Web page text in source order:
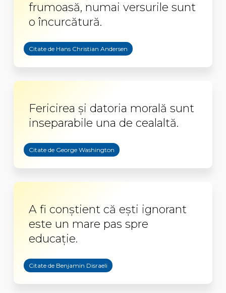
frumoasă, numai versurile sunt
o încurcătură.
Citate de Hans Christian Andersen
Fericirea şi datoria morală sunt
inseparabile una de cealaltă.
Citate de George Washington
A fi conştient că eşti ignorant
este un mare pas spre
educaţie.
Citate de Benjamin Disraeli